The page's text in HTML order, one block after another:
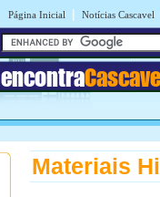
Página Inicial | Notícias Cascavel
encontra
Materiais